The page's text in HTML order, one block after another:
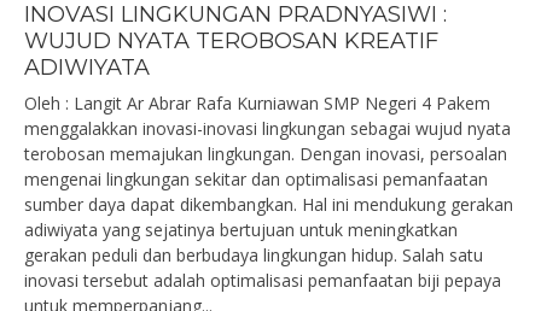
INOVASI LINGKUNGAN PRADNYASIWI :
WUJUD NYATA TEROBOSAN KREATIF
ADIWIYATA
Oleh : Langit Ar Abrar Rafa Kurniawan SMP Negeri 4 Pakem
menggalakkan inovasi-inovasi lingkungan sebagai wujud nyata
terobosan memajukan lingkungan. Dengan inovasi, persoalan
mengenai lingkungan sekitar dan optimalisasi pemanfaatan
sumber daya dapat dikembangkan. Hal ini mendukung gerakan
adiwiyata yang sejatinya bertujuan untuk meningkatkan
gerakan peduli dan berbudaya lingkungan hidup. Salah satu
inovasi tersebut adalah optimalisasi pemanfaatan biji pepaya
untuk memperpanjang...